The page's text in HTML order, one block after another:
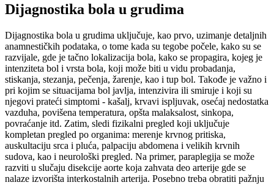
Dijagnostika bola u grudima
Dijagnostika bola u grudima uključuje, kao prvo, uzimanje detaljnih
anamnestičkih podataka, o tome kada su tegobe počele, kako su se
razvijale, gde je tačno lokalizacija bola, kako se propagira, kojeg je
intenziteta bol i vrsta bola, koji može biti u vidu probadanja,
stiskanja, stezanja, pečenja, žarenje, kao i tup bol. Takođe je važno i
pri kojim se situacijama bol javlja, intenzivira ili smiruje i koji su
njegovi prateći simptomi - kašalj, krvavi ispljuvak, osećaj nedostatka
vazduha, povišena temperatura, opšta malaksalost, sinkopa,
povraćanje itd. Zatim, sledi fizikalni pregled koji uključuje
kompletan pregled po organima: merenje krvnog pritiska,
auskultaciju srca i pluća, palpaciju abdomena i velikih krvnih
sudova, kao i neurološki pregled. Na primer, paraplegija se može
razviti u slučaju disekcije aorte koja zahvata deo arterije gde se
nalaze izvorišta interkostalnih arterija. Posebno treba obratiti pažnju